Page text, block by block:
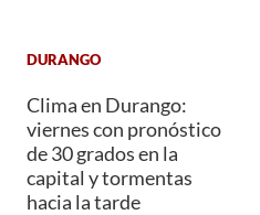
DURANGO
Clima en Durango:
viernes con pronóstico
de 30 grados en la
capital y tormentas
hacia la tarde